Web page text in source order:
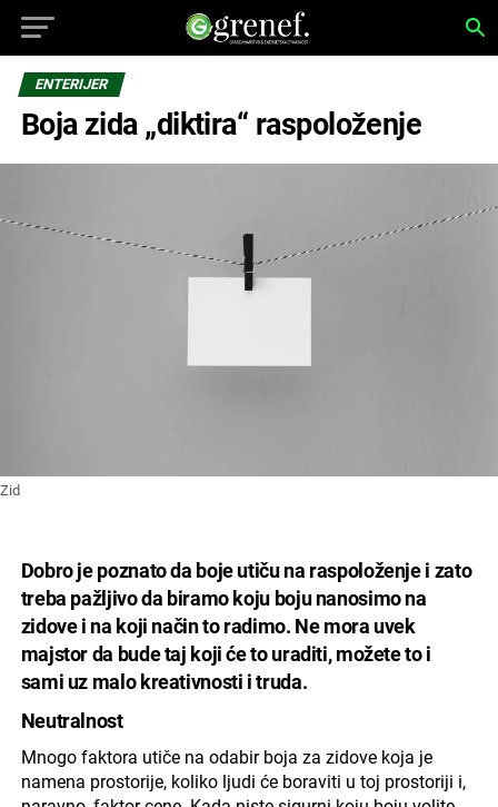
ENTERIJER
Boja zida „diktira“ raspoloženje
Zid
Dobro je poznato da boje utiču na raspoloženje i zato
treba pažljivo da biramo koju boju nanosimo na
zidove i na koji način to radimo. Ne mora uvek
majstor da bude taj koji će to uraditi, možete to i
sami uz malo kreativnosti i truda.
Neutralnost
Mnogo faktora utiče na odabir boja za zidove koja je
namena prostorije, koliko ljudi će boraviti u toj prostoriji i,